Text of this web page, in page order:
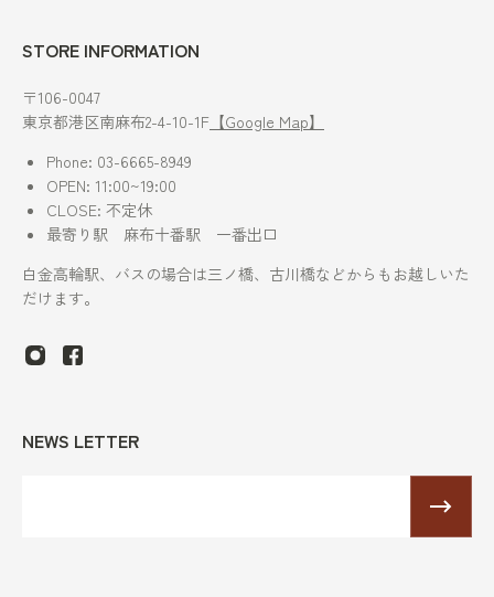
STORE INFORMATION
〒106-0047
東京都港区南麻布2-4-10-1F 【Google Map】
Phone: 03-6665-8949
OPEN: 11:00~19:00
CLOSE: 不定休
最寄り駅 麻布十番駅 一番出口
白金高輪駅、バスの場合は三ノ橋、古川橋などからもお越しいた
だけます。
NEWS LETTER